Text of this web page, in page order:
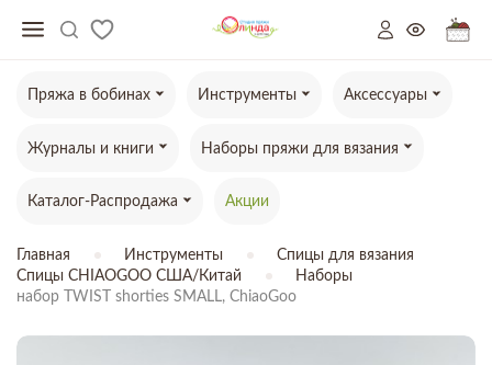
Пряжа в бобинах Инструменты Аксессуары
Журналы и книги Наборы пряжи для вязания
Каталог-Распродажа Акции
Главная Инструменты
Спицы для вязания
Спицы CHIAOGOO США/Китай
Наборы
набор TWIST shorties SMALL, ChiaoGoo